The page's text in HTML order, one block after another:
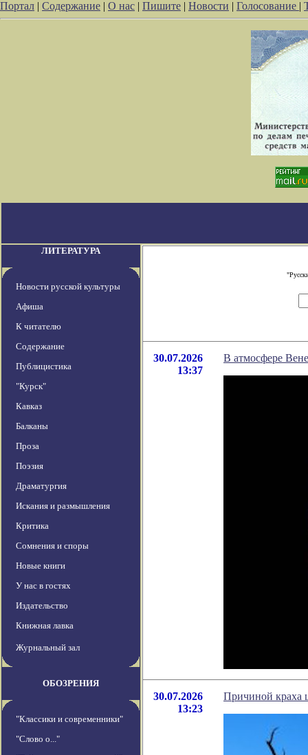
Портал | Содержание | О нас | Пишите | Новости | Голосование |
ЛИТЕРАТУРА
Новости русской культуры
Афиша
К читателю
Содержание
Публицистика
"Курск"
Кавказ
Балканы
Проза
Поэзия
Драматургия
Искания и размышления
Критика
Сомнения и споры
Новые книги
У нас в гостях
Издательство
Книжная лавка
Журнальный зал
ОБОЗРЕНИЯ
"Классики и современники"
"Слово о..."
30.07.2026
13:37
В атмосфере
30.07.2026
13:23
Причиной краха